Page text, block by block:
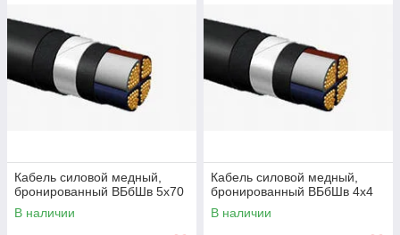
Кабель силовой медный,
бронированный ВБбШв 5х70
В наличии
Кабель силовой медный,
бронированный ВБбШв 4х4
В наличии